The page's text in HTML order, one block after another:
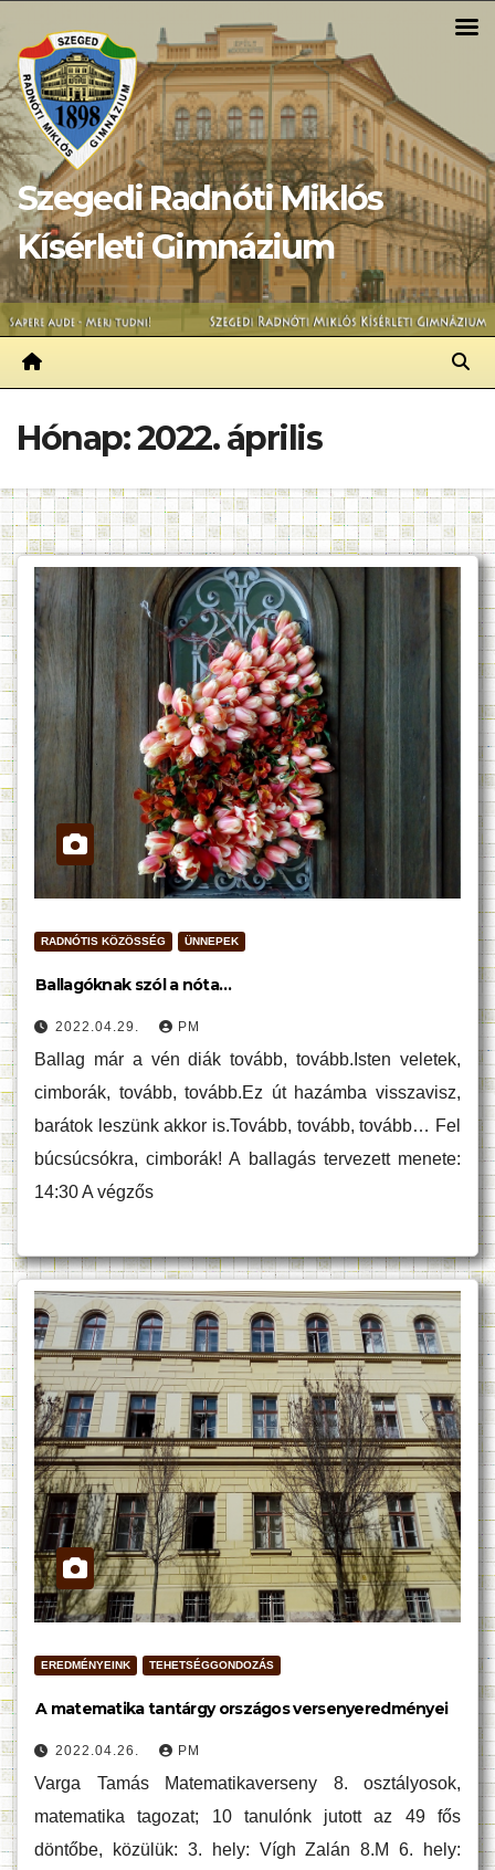
content
Szegedi Radnóti Miklós
Kísérleti Gimnázium
Hónap:2022. április
RADNÓTIS KÖZÖSSÉG ÜNNEPEK
Ballagóknak szól a nóta…
2022.04.29. PM
Ballag már a vén diák tovább, tovább.Isten veletek,
cimborák, tovább, tovább.Ez út hazámba visszavisz,
barátok leszünk akkor is.Tovább, tovább, tovább… Fel
búcsúcsókra, cimborák! A ballagás tervezett menete:
14:30 A végzős
EREDMÉNYEINK TEHETSÉGGONDOZÁS
A matematika tantárgy országos versenyeredményei
2022.04.26. PM
Varga Tamás Matematikaverseny 8. osztályosok,
matematika tagozat; 10 tanulónk jutott az 49 fős
döntőbe, közülük: 3. hely: Vígh Zalán 8.M 6. hely: